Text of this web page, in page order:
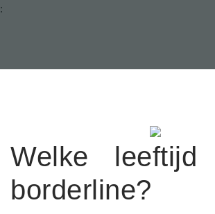
:
Welke leeftijd
borderline?